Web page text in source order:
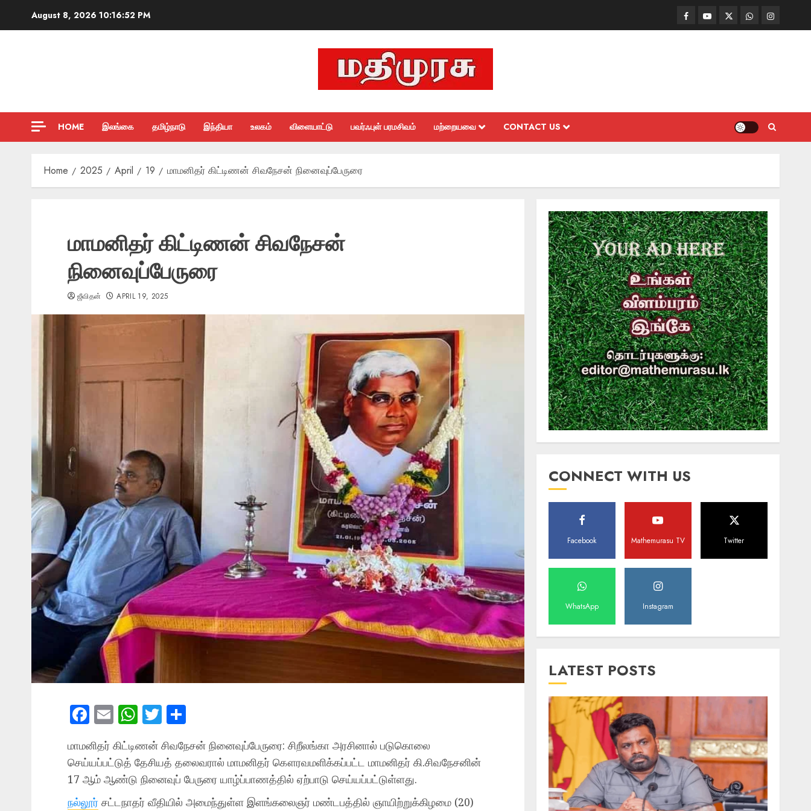
August 8, 2026 10:16:53 PM FacebookMathemurasu
TV
TwitterWhatsAppInstagram
HOME இலங்கை தமிழ்நாடு இந்தியா உலகம் விளையாட்டு பவர்ஃபுள் பரமசிவம் மற்றையவை CONTACT US
Home 2025 April 19 மாமனிதர் கிட்டிணன் சிவநேசன் நினைவுப்பேருரை
மாமனிதர் கிட்டிணன் சிவநேசன்
நினைவுப்பேருரை
ஜீவிதன் APRIL 19, 2025
Facebook
EmailWhatsApp
Twitter
மாமனிதர் கிட்டிணன் சிவநேசன் நினைவுப்பேருரை: சிறீலங்கா அரசினால் படுகொலை
செய்யப்பட்டுத் தேசியத் தலைவரால் மாமனிதர் கௌரவமளிக்கப்பட்ட மாமனிதர் கி.சிவநேசனின்
17 ஆம் ஆண்டு நினைவுப் பேருரை யாழ்ப்பாணத்தில் ஏற்பாடு செய்யப்பட்டுள்ளது.
நல்லூர் சட்டநாதர் வீதியில் அமைந்துள்ள இளங்கலைஞர் மண்டபத்தில் ஞாயிற்றுக்கிழமை (20)
CONNECT WITH US
Facebook Mathemurasu TV Twitter
WhatsApp Instagram
LATEST POSTS